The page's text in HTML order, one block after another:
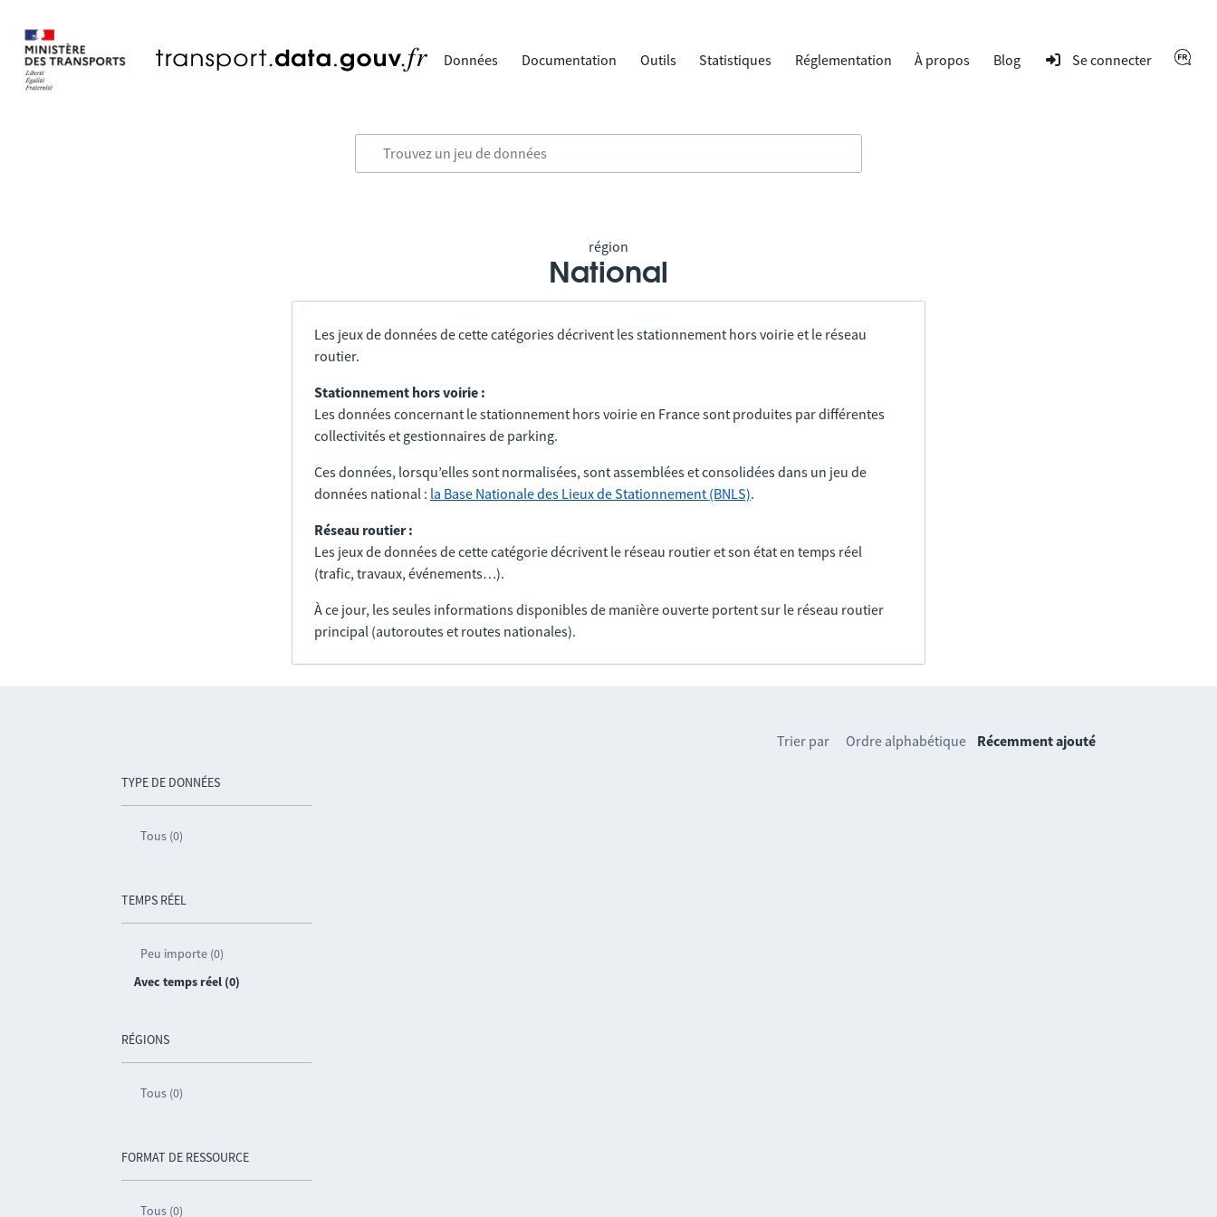
Données Documentation Outils Statistiques Réglementation À propos Blog Se connecter
région
National
Les jeux de données de cette catégories décrivent les stationnement hors voirie et le réseau
routier.
Stationnement hors voirie :
Les données concernant le stationnement hors voirie en France sont produites par différentes
collectivités et gestionnaires de parking.
Ces données, lorsqu’elles sont normalisées, sont assemblées et consolidées dans un jeu de
données national : la Base Nationale des Lieux de Stationnement (BNLS).
Réseau routier :
Les jeux de données de cette catégorie décrivent le réseau routier et son état en temps réel
(trafic, travaux, événements…).
À ce jour, les seules informations disponibles de manière ouverte portent sur le réseau routier
principal (autoroutes et routes nationales).
TYPE DE DONNÉES
Tous (0)
TEMPS RÉEL
Peu importe (0)
Avec temps réel (0)
RÉGIONS
Tous (0)
FORMAT DE RESSOURCE
Tous (0)
Trier par Ordre alphabétique Récemment ajouté